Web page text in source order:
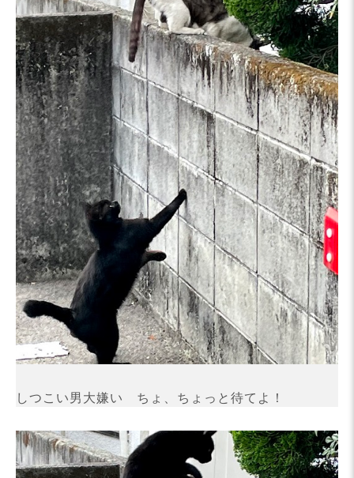
しつこい男大嫌い ちょ、ちょっと待てよ！